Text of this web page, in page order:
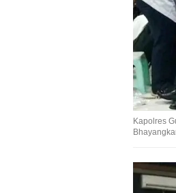
Kapolres